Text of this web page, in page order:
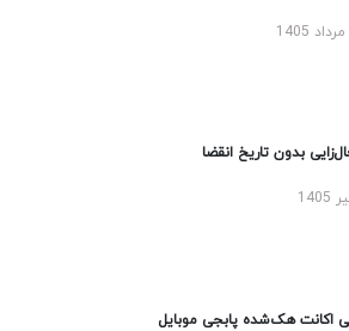
بدون تاریخ انقضا
اکانت هک‌شده پابجی موبایل